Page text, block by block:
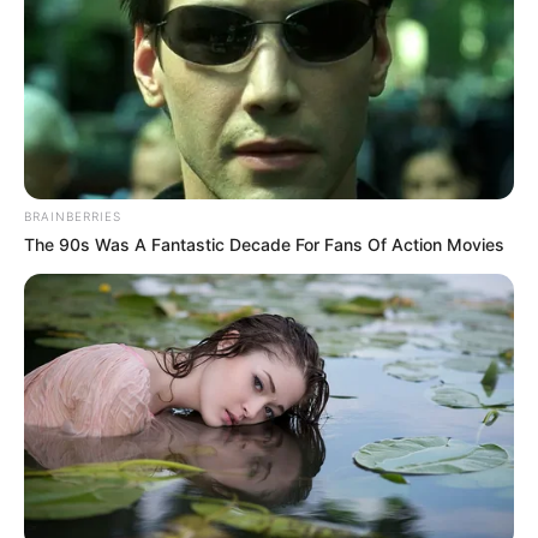
Detail
Judul: Pemandi Jenazah
BRAINBERRIES
The 90s Was A Fantastic Decade For Fans Of Action Movies